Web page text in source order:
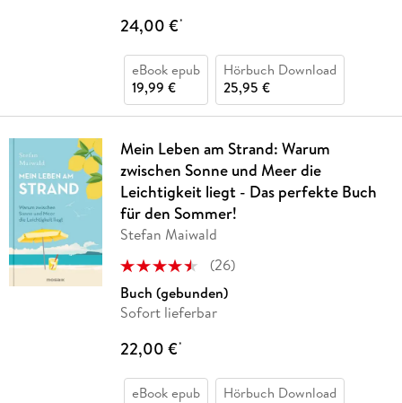
24,00 €*
eBook epub
19,99 €
Hörbuch Download
25,95 €
Mein Leben am Strand: Warum
zwischen Sonne und Meer die
Leichtigkeit liegt - Das perfekte Buch
für den Sommer!
Stefan Maiwald
(26)
Buch (gebunden)
Sofort lieferbar
22,00 €*
eBook epub
Hörbuch Download